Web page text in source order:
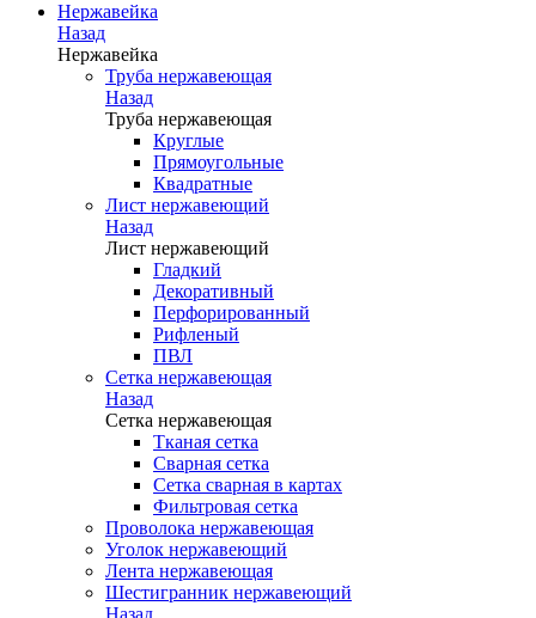
Нержавейка
Назад
Нержавейка
Труба нержавеющая
Назад
Труба нержавеющая
Круглые
Прямоугольные
Квадратные
Лист нержавеющий
Назад
Лист нержавеющий
Гладкий
Декоративный
Перфорированный
Рифленый
ПВЛ
Сетка нержавеющая
Назад
Сетка нержавеющая
Тканая сетка
Сварная сетка
Сетка сварная в картах
Фильтровая сетка
Проволока нержавеющая
Уголок нержавеющий
Лента нержавеющая
Шестигранник нержавеющий
Назад